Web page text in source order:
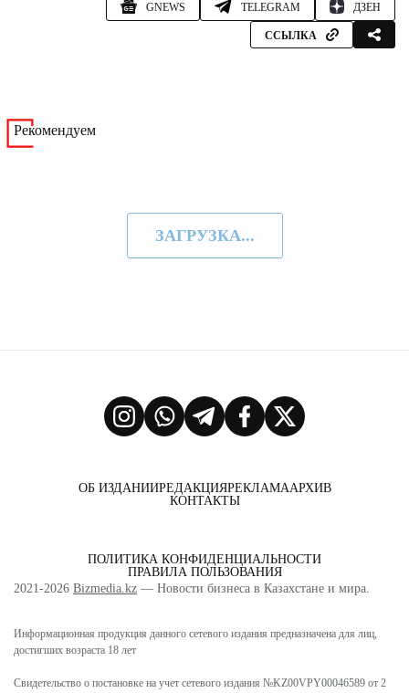
GNEWS TELEGRAM ДЗЕН
ССЫЛКА
Рекомендуем
ЗАГРУЗКА...
ОБ ИЗДАНИИРЕДАКЦИЯРЕКЛАМААРХИВ
КОНТАКТЫ
ПОЛИТИКА КОНФИДЕНЦИАЛЬНОСТИ
ПРАВИЛА ПОЛЬЗОВАНИЯ
2021-2026 Bizmedia.kz — Новости бизнеса в Казахстане и мира.
Информационная продукция данного сетевого издания предназначена для лиц,
достигших возраста 18 лет
Свидетельство о постановке на учет сетевого издания №KZ00VPY00046589 от 2